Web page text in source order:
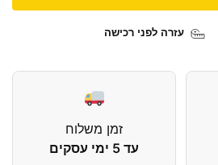
עזרה לפני רכישה
זמן משלוח
עד 5 ימי עסקים